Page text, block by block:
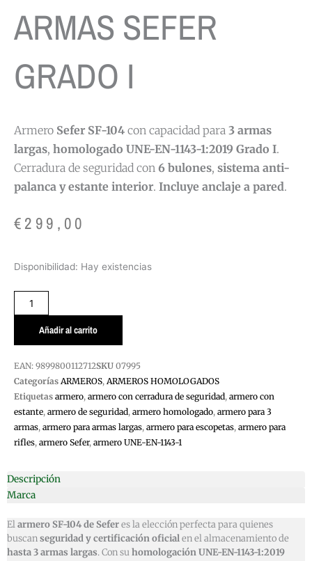
ARMAS SEFER
GRADO I
Armero Sefer SF-104 con capacidad para 3 armas
largas, homologado UNE-EN-1143-1:2019 Grado I.
Cerradura de seguridad con 6 bulones, sistema anti-
palanca y estante interior. Incluye anclaje a pared.
€299,00
Disponibilidad: Hay existencias
ARMERO
SF-
3
SEFER
GRADO
cantidad
Añadir al carrito
EAN: 9899800112712SKU 07995
Categorías ARMEROS, ARMEROS HOMOLOGADOS
Etiquetas armero, armero con cerradura de seguridad, armero con
estante, armero de seguridad, armero homologado, armero para 3
armas, armero para armas largas, armero para escopetas, armero para
rifles, armero Sefer, armero UNE-EN-1143-1
Descripción
Marca
Elarmero SF-104 de Seferes la elección perfecta para quienes
buscanseguridad y certificación oficialen el almacenamiento de
hasta 3 armas largas. Con suhomologación UNE-EN-1143-1:2019